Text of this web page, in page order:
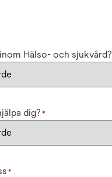
Hälso- och sjukvård?
dig? *
*